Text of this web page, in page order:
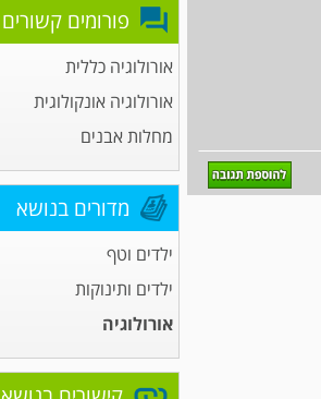
פורומים קשורים
אורולוגיה כללית
אורולוגיה אונקולוגית
מחלות אבנים
מדורים בנושא
ילדים וטף
ילדים ותינוקות
אורולוגיה